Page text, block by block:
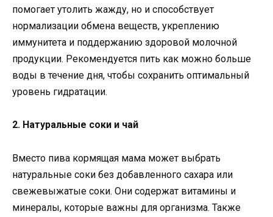
помогает утолить жажду, но и способствует
нормализации обмена веществ, укреплению
иммунитета и поддержанию здоровой молочной
продукции. Рекомендуется пить как можно больше
воды в течение дня, чтобы сохранить оптимальный
уровень гидратации.
2. Натуральные соки и чай
Вместо пива кормящая мама может выбрать
натуральные соки без добавленного сахара или
свежевыжатые соки. Они содержат витамины и
минералы, которые важны для организма. Также